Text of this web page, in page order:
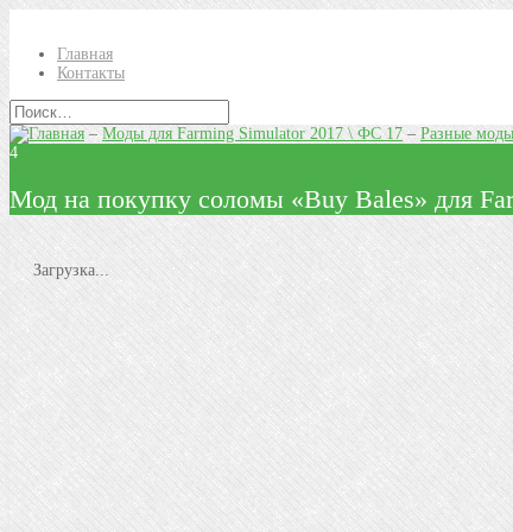
Главная
Контакты
–Моды для Farming Simulator 2017 \ ФС 17– Разные
4
Мод на покупку соломы «Buy Bales» для
Загрузка...